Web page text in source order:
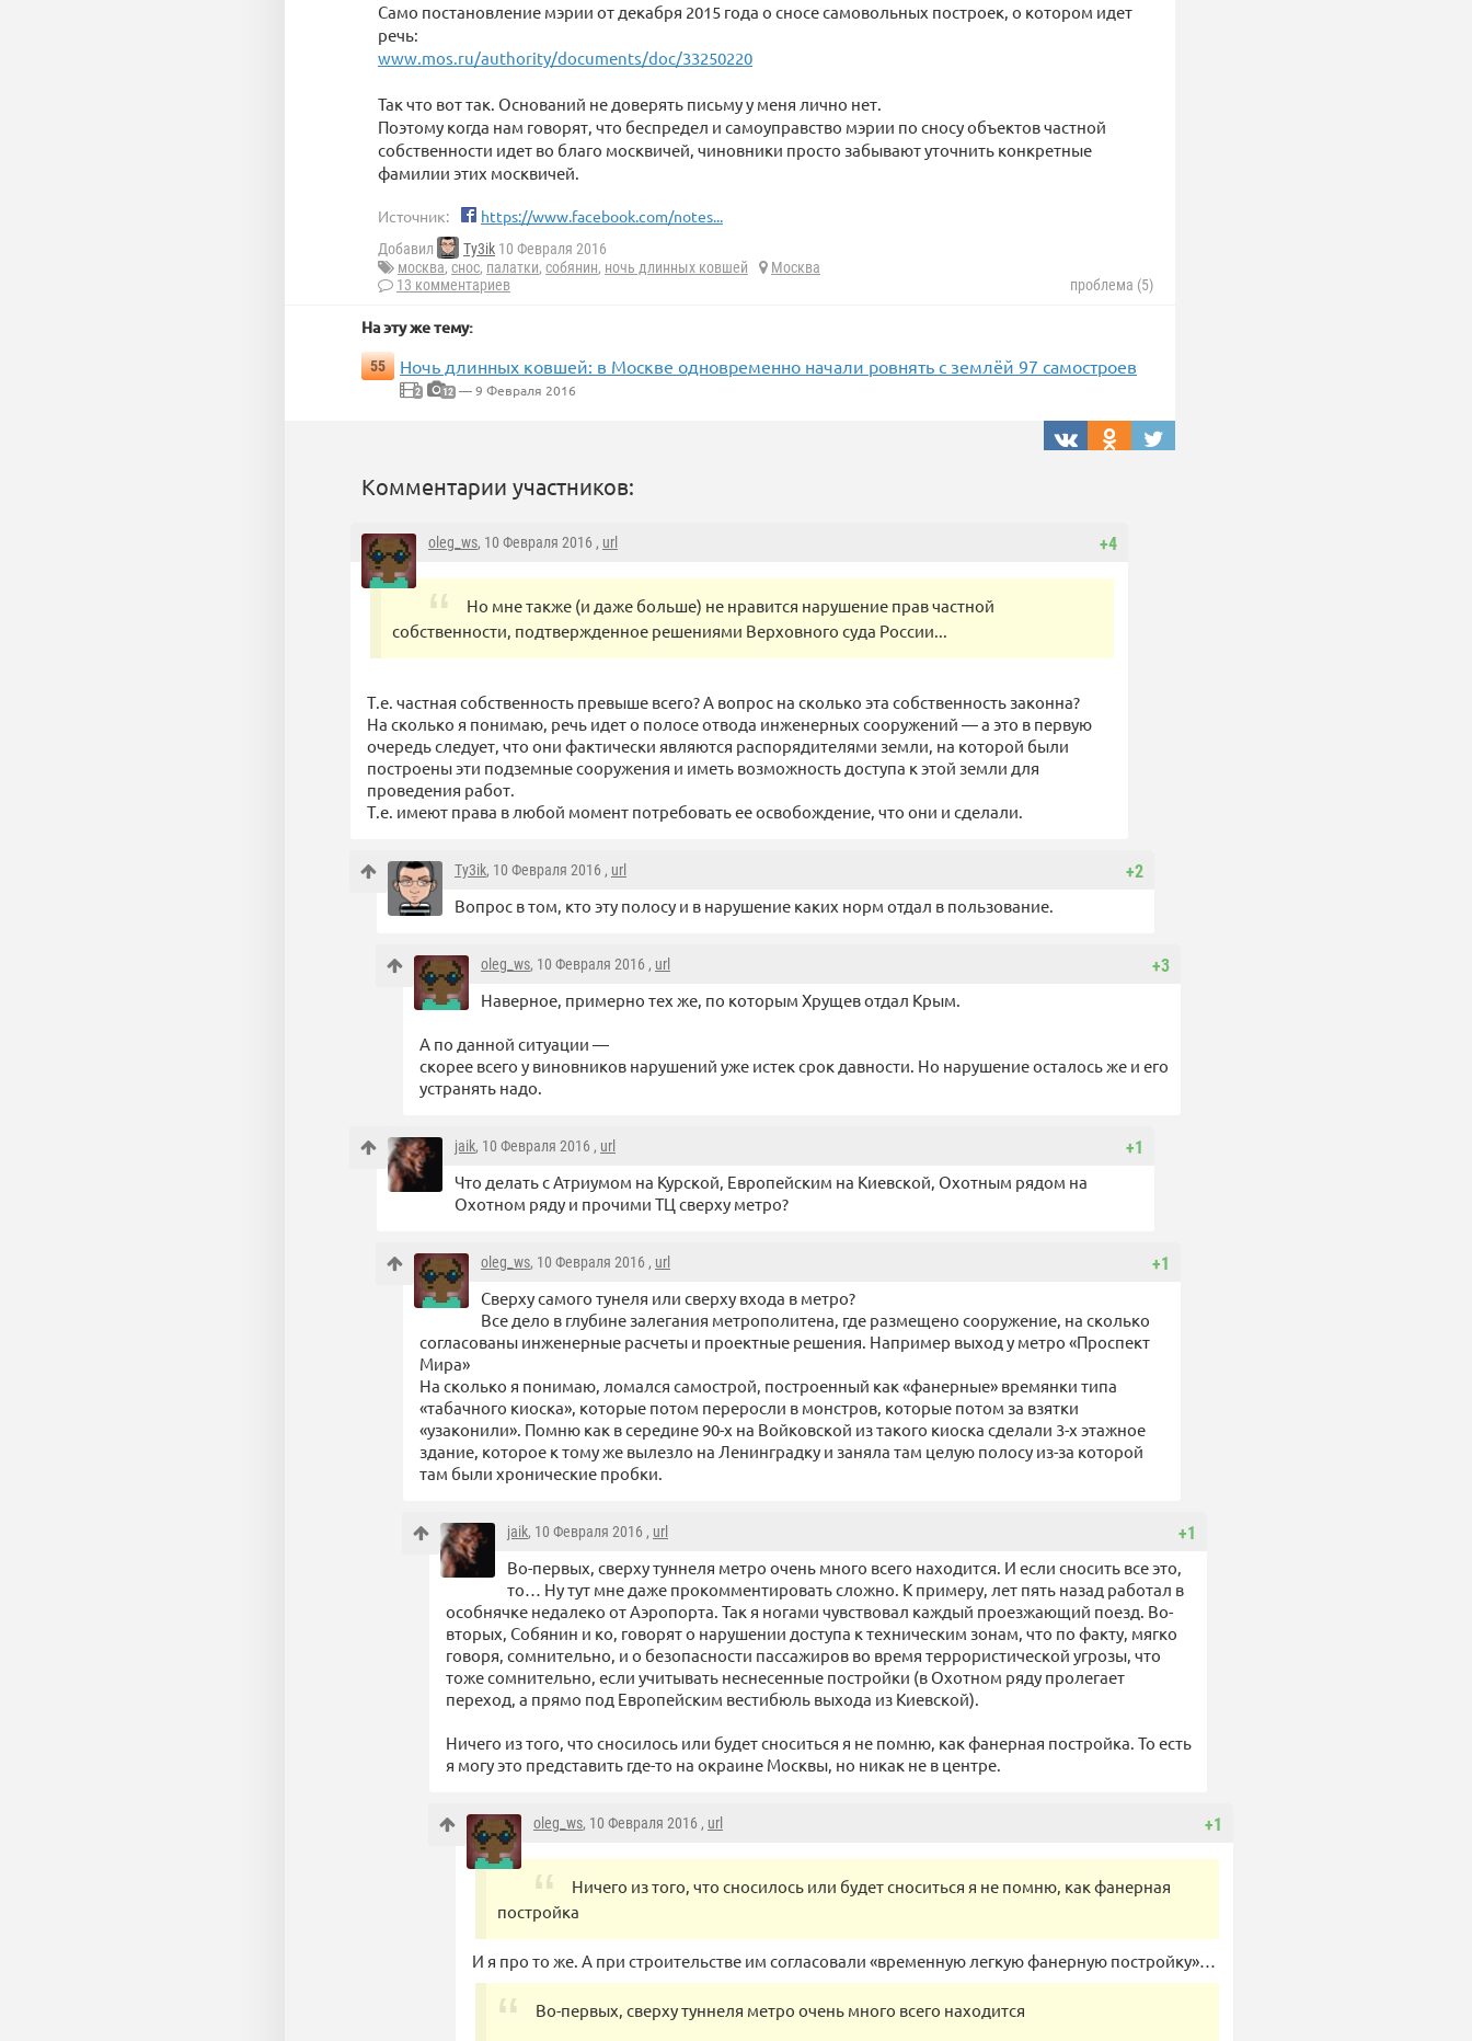
Само постановление мэрии от декабря 2015 года о сносе самовольных построек, о котором идет
речь:
www.mos.ru/authority/documents/doc/33250220
Так что вот так. Оснований не доверять письму у меня лично нет.
Поэтому когда нам говорят, что беспредел и самоуправство мэрии по сносу объектов частной
собственности идет во благо москвичей, чиновники просто забывают уточнить конкретные
фамилии этих москвичей.
Источник: https://www.facebook.com/notes...
Добавил Ty3ik 10 Февраля 2016
москва, снос, палатки, собянин, ночь длинных ковшей
Москва
13 комментариев
проблема (5)
На эту же тему:
55 Ночь длинных ковшей: в Москве одновременно начали ровнять с землёй 97 самостроев
2 12 — 9 Февраля 2016
Комментарии участников:
+4
oleg_ws, 10 Февраля 2016 , url
Но мне также (и даже больше) не нравится нарушение прав частной
собственности, подтвержденное решениями Верховного суда России...
Т.е. частная собственность превыше всего? А вопрос на сколько эта собственность законна?
На сколько я понимаю, речь идет о полосе отвода инженерных сооружений — а это в первую
очередь следует, что они фактически являются распорядителями земли, на которой были
построены эти подземные сооружения и иметь возможность доступа к этой земли для
проведения работ.
Т.е. имеют права в любой момент потребовать ее освобождение, что они и сделали.
+2
Ty3ik, 10 Февраля 2016 , url
Вопрос в том, кто эту полосу и в нарушение каких норм отдал в пользование.
+3
oleg_ws, 10 Февраля 2016 , url
Наверное, примерно тех же, по которым Хрущев отдал Крым.
А по данной ситуации —
скорее всего у виновников нарушений уже истек срок давности. Но нарушение осталось же и его
устранять надо.
+1
jaik, 10 Февраля 2016 , url
Что делать с Атриумом на Курской, Европейским на Киевской, Охотным рядом на
Охотном ряду и прочими ТЦ сверху метро?
+1
oleg_ws, 10 Февраля 2016 , url
Сверху самого тунеля или сверху входа в метро?
Все дело в глубине залегания метрополитена, где размещено сооружение, на сколько
согласованы инженерные расчеты и проектные решения. Например выход у метро «Проспект
Мира»
На сколько я понимаю, ломался самострой, построенный как «фанерные» времянки типа
«табачного киоска», которые потом переросли в монстров, которые потом за взятки
«узаконили». Помню как в середине 90-х на Войковской из такого киоска сделали 3-х этажное
здание, которое к тому же вылезло на Ленинградку и заняла там целую полосу из-за которой
там были хронические пробки.
+1
jaik, 10 Февраля 2016 , url
Во-первых, сверху туннеля метро очень много всего находится. И если сносить все это,
то… Ну тут мне даже прокомментировать сложно. К примеру, лет пять назад работал в
особнячке недалеко от Аэропорта. Так я ногами чувствовал каждый проезжающий поезд. Во-
вторых, Собянин и ко, говорят о нарушении доступа к техническим зонам, что по факту, мягко
говоря, сомнительно, и о безопасности пассажиров во время террористической угрозы, что
тоже сомнительно, если учитывать неснесенные постройки (в Охотном ряду пролегает
переход, а прямо под Европейским вестибюль выхода из Киевской).
Ничего из того, что сносилось или будет сноситься я не помню, как фанерная постройка. То есть
я могу это представить где-то на окраине Москвы, но никак не в центре.
+1
oleg_ws, 10 Февраля 2016 , url
Ничего из того, что сносилось или будет сноситься я не помню, как фанерная
постройка
И я про то же. А при строительстве им согласовали «временную легкую фанерную постройку»…
Во-первых, сверху туннеля метро очень много всего находится